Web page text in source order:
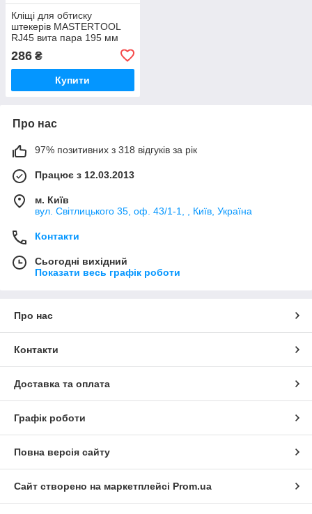
Кліщі для обтиску
штекерів MASTERTOOL
RJ45 вита пара 195 мм
286 ₴
Купити
Про нас
97% позитивних з 318 відгуків за рік
Працює з 12.03.2013
м. Київ
вул. Світлицького 35, оф. 43/1-1, , Київ, Україна
Контакти
Сьогодні вихідний
Показати весь графік роботи
Про нас
Контакти
Доставка та оплата
Графік роботи
Повна версія сайту
Сайт створено на маркетплейсі Prom.ua